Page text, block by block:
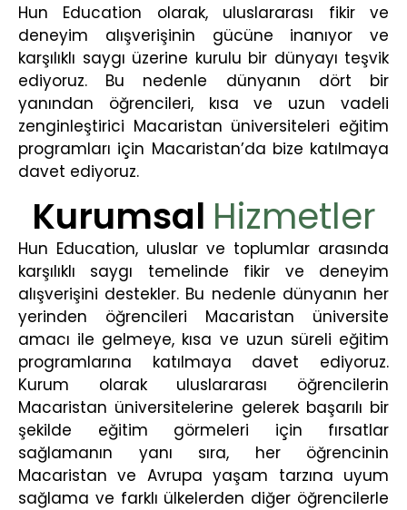
Hun Education olarak, uluslararası fikir ve
deneyim alışverişinin gücüne inanıyor ve
karşılıklı saygı üzerine kurulu bir dünyayı teşvik
ediyoruz. Bu nedenle dünyanın dört bir
yanından öğrencileri, kısa ve uzun vadeli
zenginleştirici Macaristan üniversiteleri eğitim
programları için Macaristan’da bize katılmaya
davet ediyoruz.
Kurumsal Hizmetler
Hun Education, uluslar ve toplumlar arasında
karşılıklı saygı temelinde fikir ve deneyim
alışverişini destekler. Bu nedenle dünyanın her
yerinden öğrencileri Macaristan üniversite
amacı ile gelmeye, kısa ve uzun süreli eğitim
programlarına katılmaya davet ediyoruz.
Kurum olarak uluslararası öğrencilerin
Macaristan üniversitelerine gelerek başarılı bir
şekilde eğitim görmeleri için fırsatlar
sağlamanın yanı sıra, her öğrencinin
Macaristan ve Avrupa yaşam tarzına uyum
sağlama ve farklı ülkelerden diğer öğrencilerle